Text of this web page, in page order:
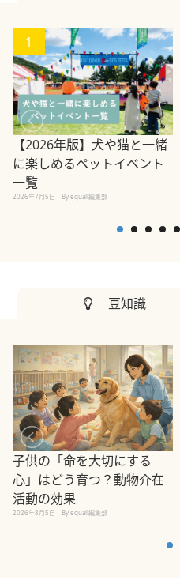
1
【2026年版】犬や猫と一緒
に楽しめるペットイベント
一覧
2026年7月5日 By equall編集部
豆知識
子供の「命を大切にする
心」はどう育つ？動物介在
活動の効果
2026年8月5日 By equall編集部